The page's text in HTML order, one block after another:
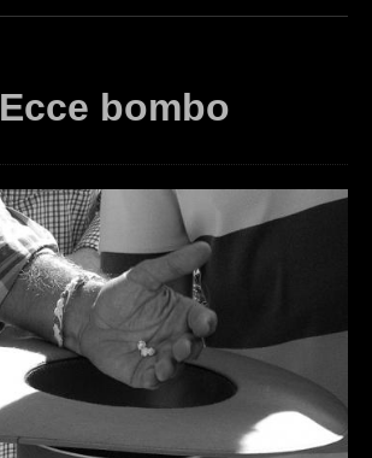
Ecce bombo